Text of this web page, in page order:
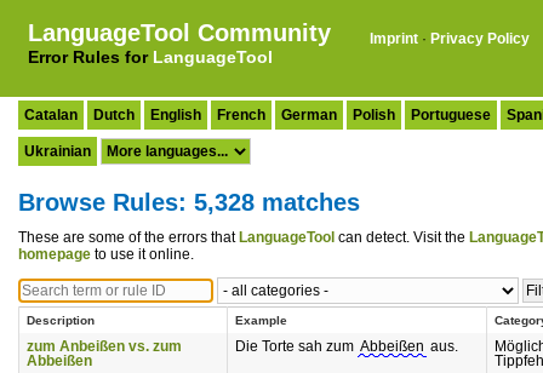
LanguageTool Community
Error Rules for LanguageTool
Imprint · Privacy Policy
Catalan Dutch English French German Polish Portuguese
Ukrainian
Browse Rules: 5,328 matches
These are some of the errors that LanguageTool can detect. Visit the
homepage to use it online.
Description Example
zum Anbeißen vs. zum
Abbeißen
Die Torte sah zum Abbeißen aus.